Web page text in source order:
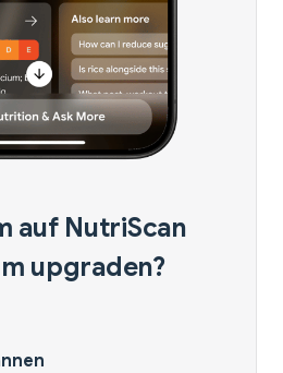
auf NutriScan
upgraden?